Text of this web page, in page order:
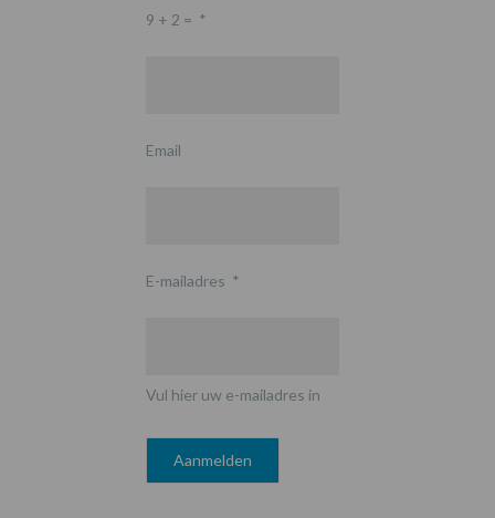
9 + 2 = *
Email
E-mailadres *
Vul hier uw e-mailadres in